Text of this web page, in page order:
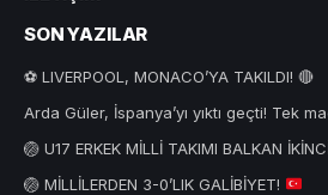
SON YAZILAR
⚽ LIVERPOOL, MONACO’YA TAKILDI! 🔴
Arda Güler, İspanya’yı yıktı geçti! Tek
🏐 U17 ERKEK MİLLİ TAKIMI BALKAN
🏐 MİLLİLERDEN 3-0’LIK GALİBİYET!